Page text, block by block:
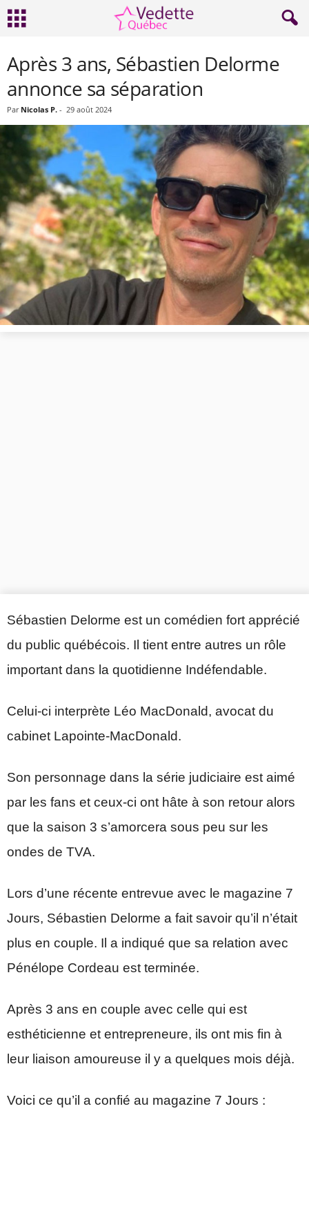
Après 3 ans, Sébastien Delorme
annonce sa séparation
Par Nicolas P. - 29 août 2024
Sébastien Delorme est un comédien fort apprécié
du public québécois. Il tient entre autres un rôle
important dans la quotidienne Indéfendable.
Celui-ci interprète Léo MacDonald, avocat du
cabinet Lapointe-MacDonald.
Son personnage dans la série judiciaire est aimé
par les fans et ceux-ci ont hâte à son retour alors
que la saison 3 s’amorcera sous peu sur les
ondes de TVA.
Lors d’une récente entrevue avec le magazine 7
Jours, Sébastien Delorme a fait savoir qu’il n’était
plus en couple. Il a indiqué que sa relation avec
Pénélope Cordeau est terminée.
Après 3 ans en couple avec celle qui est
esthéticienne et entrepreneure, ils ont mis fin à
leur liaison amoureuse il y a quelques mois déjà.
Voici ce qu’il a confié au magazine 7 Jours :